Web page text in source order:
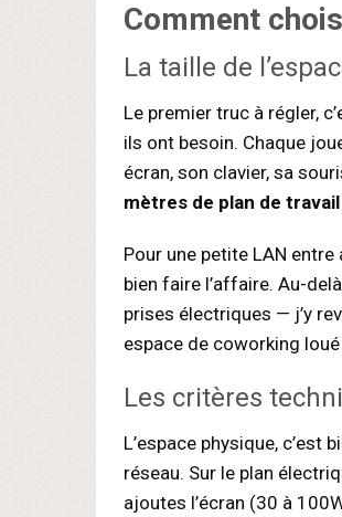
Comment
La taille de
Le premier truc à régler,
ils ont besoin. Chaque
écran, son clavier, sa
mètres de plan de
Pour une petite LAN
bien faire l’affaire. Au-
prises électriques — j’y
espace de coworking
Les critères
L’espace physique, c’est
réseau. Sur le plan
ajoutes l’écran (30 à